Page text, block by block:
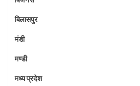
बिलासपुर
मंडी
मण्डी
मध्य प्रदेश